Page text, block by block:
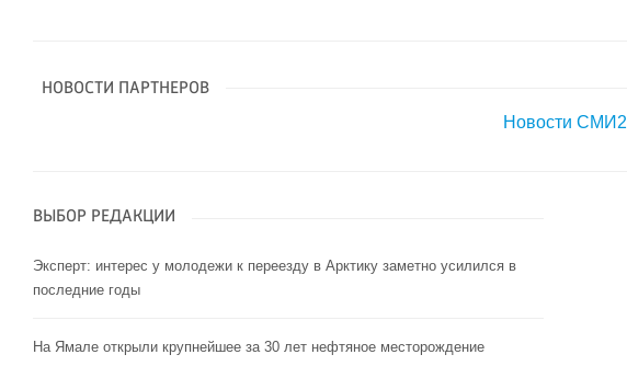
НОВОСТИ ПАРТНЕРОВ
Новости СМИ2
ВЫБОР РЕДАКЦИИ
Эксперт: интерес у молодежи к переезду в Арктику заметно усилился в
последние годы
На Ямале открыли крупнейшее за 30 лет нефтяное месторождение